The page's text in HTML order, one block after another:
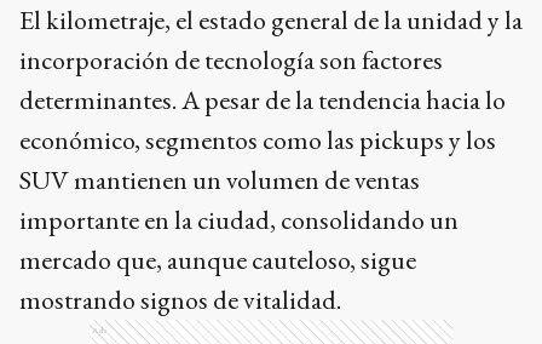
El kilometraje, el estado general de la unidad y la
incorporación de tecnología son factores
determinantes. A pesar de la tendencia hacia lo
económico, segmentos como las pickups y los
SUV mantienen un volumen de ventas
importante en la ciudad, consolidando un
mercado que, aunque cauteloso, sigue
mostrando signos de vitalidad.
Ads